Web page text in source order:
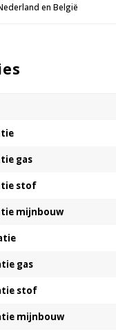
en België
gas
stof
mijnbouw
gas
stof
mijnbouw